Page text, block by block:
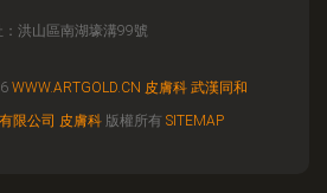
：洪山區南湖壕溝99號
WWW.ARTGOLD.CN 皮膚科 武漢同和
限公司 皮膚科 版權所有 SITEMAP